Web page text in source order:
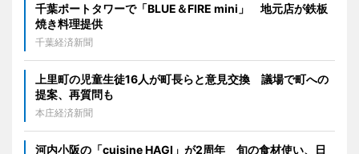
千葉ポートタワーで「BLUE＆FIRE mini」 地元店が鉄板
焼き料理提供
千葉経済新聞
上里町の児童生徒16人が町長らと意見交換 議場で町への
提案、再質問も
本庄経済新聞
河内小阪の「cuisine HAGI」が2周年 旬の食材使い、日